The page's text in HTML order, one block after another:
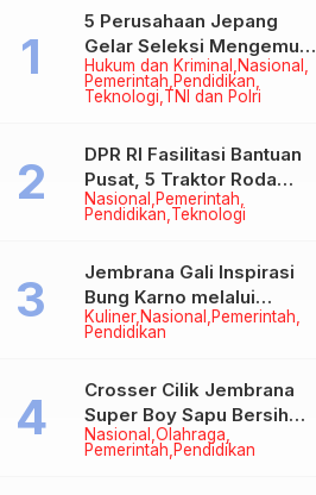
Hukum dan Kriminal
Nasional
Pemerintah Pendidikan
Teknologi TNI dan Polri
5 Perusahaan Jepang
Gelar Seleksi Mengemudi
di Jembrana, Buka
Peluang Kerja bagi Calon
Nasional
Pemerintah
Pendidikan Teknologi
DPR RI Fasilitasi Bantuan
Pusat, 5 Traktor Roda
Empat Resmi Perkuat
Mekanisasi Pertanian
Kuliner Nasional
Pemerintah
Pendidikan
Jembrana Gali Inspirasi
Bung Karno melalui
Lomba Cipta Menu
Nasional Olahraga
Pemerintah Pendidikan
Crosser Cilik Jembrana
Super Boy Sapu Bersih
Empat Gelar Motocross